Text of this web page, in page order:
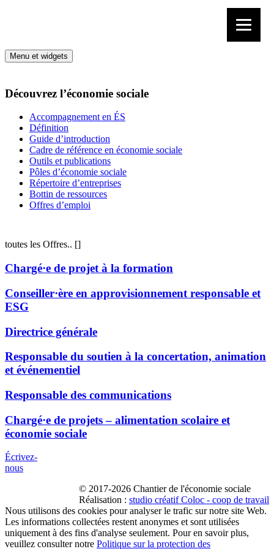
Menu et widgets
Découvrez l’économie sociale
Accompagnement en ÉS
Définition
Guide d’introduction
Cadre de référence en économie sociale
Outils et publications
Pôles d’économie sociale
Répertoire d’entreprises
Bottin de ressources
Offres d’emploi
toutes les Offres.. []
Chargé·e de projet à la formation
Conseiller·ère en approvisionnement responsable et
ESG
Directrice générale
Responsable du soutien à la concertation, animation
et événementiel
Responsable des communications
Chargé·e de projets – alimentation scolaire et
économie sociale
Écrivez-
nous
© 2017-2026 Chantier de l'économie sociale
Réalisation : studio créatif Coloc - coop de travail
Nous utilisons des cookies pour analyser le trafic sur notre site Web.
Les informations collectées restent anonymes et sont utilisées
uniquement à des fins d'analyse seulement. Pour en savoir plus,
veuillez consulter notre Politique sur la protection des